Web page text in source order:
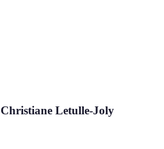
Letulle-Joly